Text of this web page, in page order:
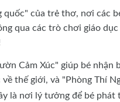
của trẻ thơ, nơi các
qua các trò chơi giáo
Cảm Xúc" giúp bé nhận
thế giới, và "Phòng Thí
là nơi lý tưởng để bé phát